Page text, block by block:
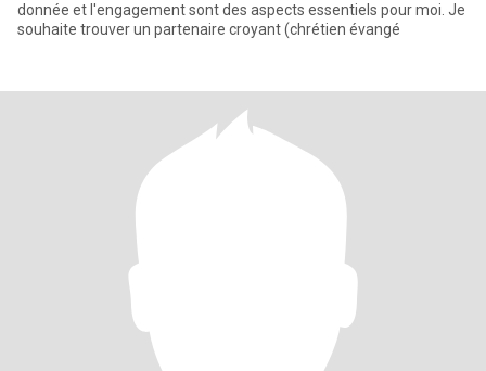
donnée et l'engagement sont des aspects essentiels pour moi. Je
souhaite trouver un partenaire croyant (chrétien évangé